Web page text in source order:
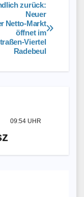
zurück:
Neuer
Netto‑Markt
öffnet im
Radebeul
09:54 UHR